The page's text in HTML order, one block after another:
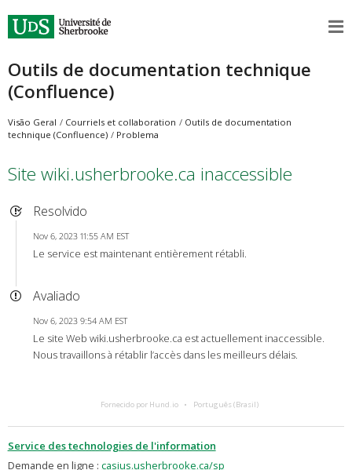
Outils de documentation technique
(Confluence)
Visão Geral Courriels et collaboration
Outils de documentation
technique (Confluence)
Problema
Site wiki.usherbrooke.ca inaccessible
Resolvido
Nov 6, 2023 11:55 AM EST
Le service est maintenant entièrement rétabli.
Avaliado
Nov 6, 2023 9:54 AM EST
Le site Web wiki.usherbrooke.ca est actuellement inaccessible.
Nous travaillons à rétablir l’accès dans les meilleurs délais.
Fornecido por Hund.io Português (Brasil)
Service des technologies de l'information
Demande en ligne : casius.usherbrooke.ca/sp